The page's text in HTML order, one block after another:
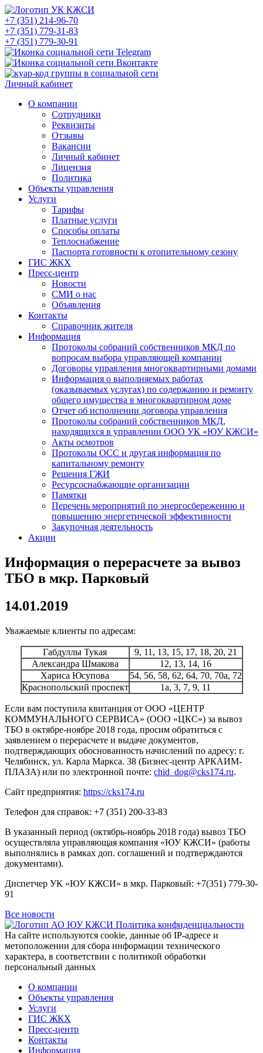
+7 (351) 214-96-70
+7 (351) 779-31-83
+7 (351) 779-30-91
Личный кабинет
О компании
Сотрудники
Реквизиты
Отзывы
Вакансии
Личный кабинет
Лицензия
Политика
Объекты управления
Услуги
Тарифы
Платные услуги
Способы оплаты
Теплоснабжение
Паспорта готовности к отопительному сезону
ГИС ЖКХ
Пресс-центр
Новости
СМИ о нас
Объявления
Контакты
Справочник жителя
Информация
Протоколы собраний собственников МКД по
вопросам выбора управляющей компании
Договоры управления многоквартирными домами
Информация о выполняемых работах
(оказываемых услугах) по содержанию и ремонту
общего имущества в многоквартирном доме
Отчет об исполнении договора управления
Протоколы собраний собственников МКД,
находящихся в управлении ООО УК «ЮУ КЖСИ»
Акты осмотров
Протоколы ОСС и другая информация по
капитальному ремонту
Решения ГЖИ
Ресурсоснабжающие организации
Памятки
Перечень мероприятий по энергосбережению и
повышению энергетической эффективности
Закупочная деятельность
Акции
Информация о перерасчете за вывоз
ТБО в мкр. Парковый
14.01.2019
Уважаемые клиенты по адресам:
Габдуллы Тукая
9, 11, 13, 15, 17, 18, 20, 21
Александра Шмакова
12, 13, 14, 16
Хариса Юсупова
54, 56, 58, 62, 64, 70, 70а, 72
Краснопольский проспект
1а, 3, 7, 9, 11
Если вам поступила квитанция от ООО «ЦЕНТР
КОММУНАЛЬНОГО СЕРВИСА» (ООО «ЦКС») за вывоз
ТБО в октябре-ноябре 2018 года, просим обратиться с
заявлением о перерасчете и выдаче документов,
подтверждающих обоснованность начислений по адресу: г.
Челябинск, ул. Карла Маркса. 38 (Бизнес-центр АРКАИМ-
ПЛАЗА) или по электронной почте: chid_dog@cks174.ru.
Сайт предприятия: https://cks174.ru
Телефон для справок: +7 (351) 200-33-83
В указанный период (октябрь-ноябрь 2018 года) вывоз ТБО
осуществляла управляющая компания «ЮУ КЖСИ» (работы
выполнялись в рамках доп. соглашений и подтверждаются
документами).
Диспетчер УК «ЮУ КЖСИ» в мкр. Парковый: +7(351) 779-30-
91
Все новости
Политика конфиденциальности
На сайте используются cookie, данные об IP-адресе и
метоположении для сбора информации технического
характера, в соответствии с политикой обработки
персональный данных
О компании
Объекты управления
Услуги
ГИС ЖКХ
Пресс-центр
Контакты
Информация